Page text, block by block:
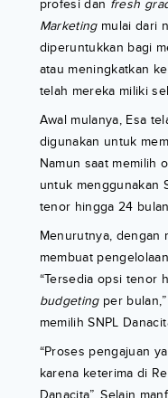
profesi dan fresh
Marketingmulai dari
diperuntukkan bagi
atau meningkatkan
telah mereka miliki
Awal mulanya, Esa
digunakan untuk
Namun saat memilih
untuk menggunakan
tenor hingga 24
Menurutnya, dengan
membuat
“Tersedia opsi tenor
budgetingper bulan,”
memilih SNPL
“Proses pengajuan
karena keterima di
Danacita”. Selain